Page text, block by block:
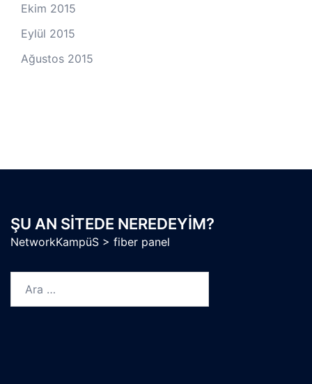
Ekim 2015
Eylül 2015
Ağustos 2015
ŞU AN SITEDE NEREDEYIM?
NetworkKampüS > fiber panel